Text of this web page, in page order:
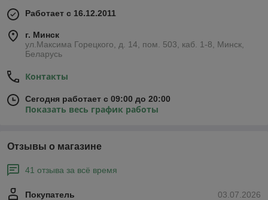
Работает с 16.12.2011
г. Минск
ул.Максима Горецкого, д. 14, пом. 503, каб. 1-8, Минск,
Беларусь
Контакты
Сегодня работает с 09:00 до 20:00
Показать весь график работы
Отзывы о магазине
41 отзыва за всё время
03.07.2026
Покупатель